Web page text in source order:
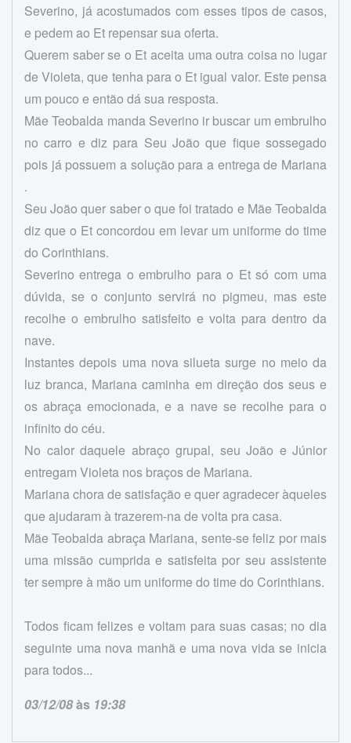
Severino, já acostumados com esses tipos de casos,
e pedem ao Et repensar sua oferta.
Querem saber se o Et aceita uma outra coisa no lugar
de Violeta, que tenha para o Et igual valor. Este pensa
um pouco e então dá sua resposta.
Mãe Teobalda manda Severino ir buscar um embrulho
no carro e diz para Seu João que fique sossegado
pois já possuem a solução para a entrega de Mariana
.
Seu João quer saber o que foi tratado e Mãe Teobalda
diz que o Et concordou em levar um uniforme do time
do Corinthians.
Severino entrega o embrulho para o Et só com uma
dúvida, se o conjunto servirá no pigmeu, mas este
recolhe o embrulho satisfeito e volta para dentro da
nave.
Instantes depois uma nova silueta surge no meio da
luz branca, Mariana caminha em direção dos seus e
os abraça emocionada, e a nave se recolhe para o
infinito do céu.
No calor daquele abraço grupal, seu João e Júnior
entregam Violeta nos braços de Mariana.
Mariana chora de satisfação e quer agradecer àqueles
que ajudaram à trazerem-na de volta pra casa.
Mãe Teobalda abraça Mariana, sente-se feliz por mais
uma missão cumprida e satisfeita por seu assistente
ter sempre à mão um uniforme do time do Corinthians.
Todos ficam felizes e voltam para suas casas; no dia
seguinte uma nova manhã e uma nova vida se inicia
para todos...
03/12/08às 19:38